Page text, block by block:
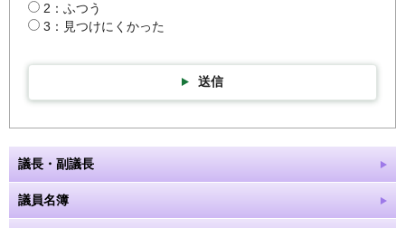
2：ふつう
3：見つけにくかった
送信
議長・副議長
議員名簿